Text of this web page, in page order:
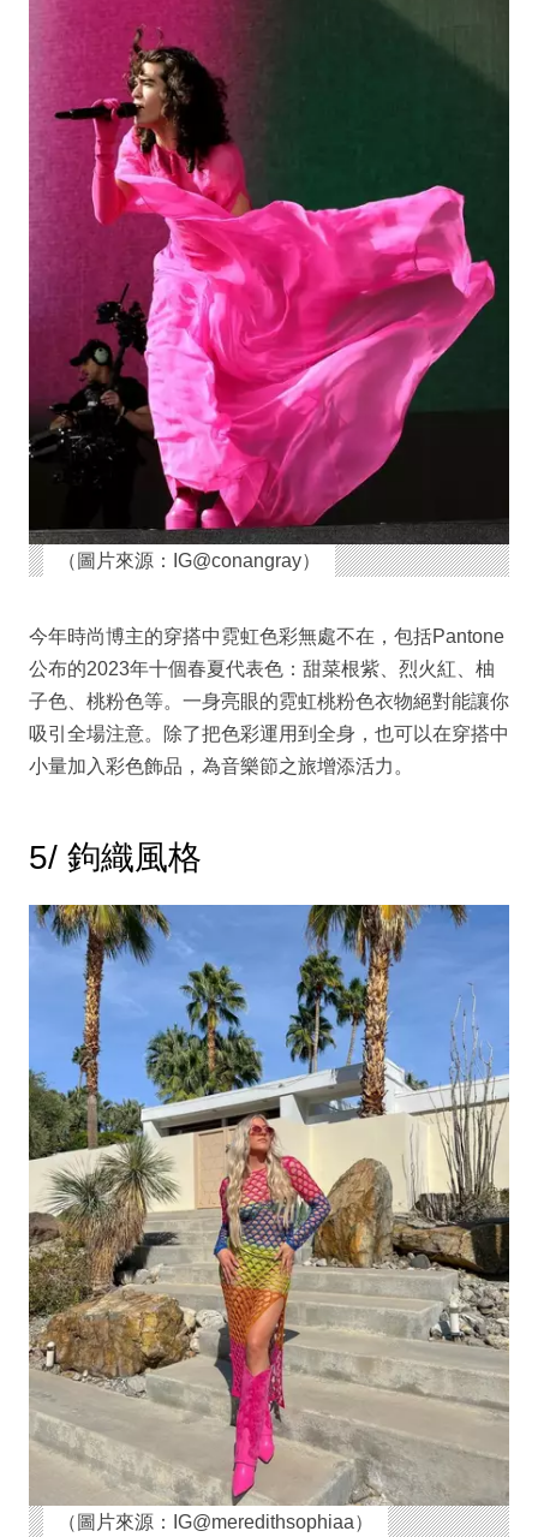
（圖片來源：IG@conangray）
今年時尚博主的穿搭中霓虹色彩無處不在，包括Pantone
公布的2023年十個春夏代表色：甜菜根紫、烈火紅、柚
子色、桃粉色等。一身亮眼的霓虹桃粉色衣物絕對能讓你
吸引全場注意。除了把色彩運用到全身，也可以在穿搭中
小量加入彩色飾品，為音樂節之旅增添活力。
5/ 鉤織風格
（圖片來源：IG@meredithsophiaa）